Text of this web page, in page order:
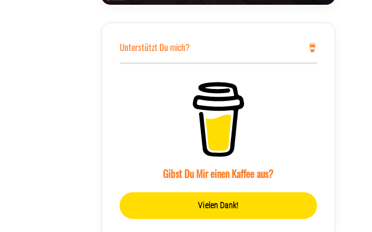
Unterstützt Du mich?
Gibst Du Mir einen Kaffee aus?
Vielen Dank!